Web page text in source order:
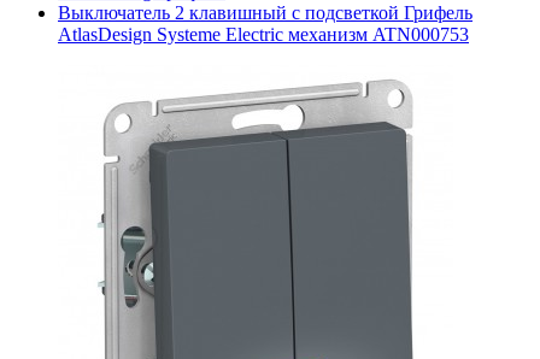
Выключатель 2 клавишный с подсветкой Грифель
AtlasDesign Systeme Electric механизм ATN000753